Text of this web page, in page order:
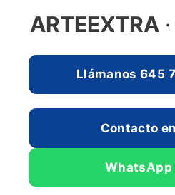
ARTEEXTRA
Llámanos 645
Contacto
WhatsApp